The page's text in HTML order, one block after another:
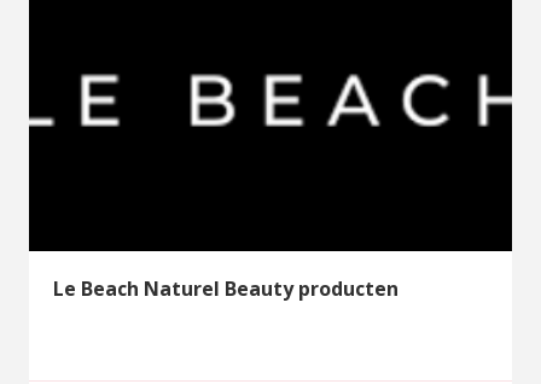
Le Beach Naturel Beauty producten